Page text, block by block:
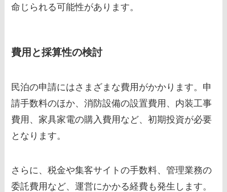
命じられる可能性があります。
費用と採算性の検討
民泊の申請にはさまざまな費用がかかります。申
請手数料のほか、消防設備の設置費用、内装工事
費用、家具家電の購入費用など、初期投資が必要
となります。
さらに、税金や集客サイトの手数料、管理業務の
委託費用など、運営にかかる経費も発生します。